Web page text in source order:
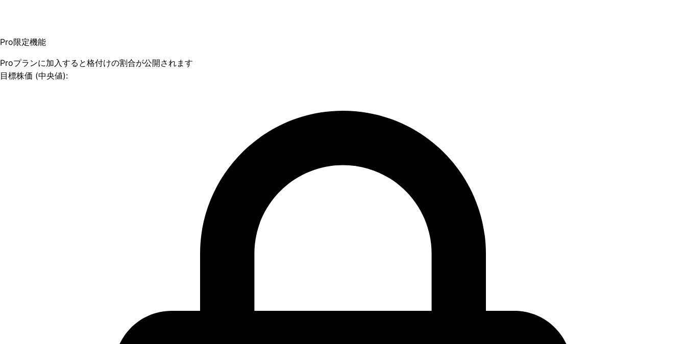
Pro限定機能
Proプランに加入すると格付けの割合が公開されます
目標株価 (中央値):